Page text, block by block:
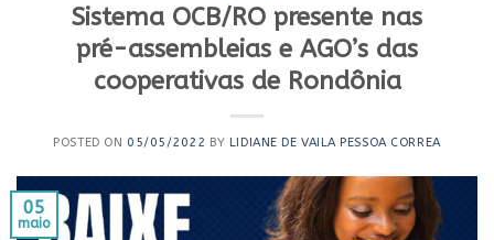
Sistema OCB/RO presente nas
pré-assembleias e AGO’s das
cooperativas de Rondônia
POSTED ON 05/05/2022 BY LIDIANE DE VAILA PESSOA CORREA
05
maio